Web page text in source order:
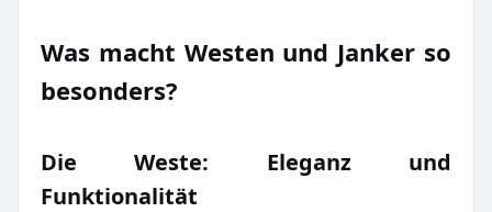
Was macht Westen und Janker so
besonders?
Die Weste: Eleganz und
Funktionalität